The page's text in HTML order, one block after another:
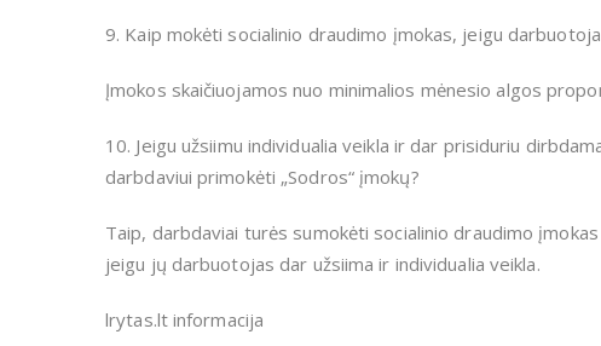
9. Kaip mokėti socialinio draudimo įmokas, jeigu
Įmokos skaičiuojamos nuo minimalios mėnesio algos
10. Jeigu užsiimu individualia veikla ir dar prisiduriu
darbdaviui primokėti „Sodros“ įmokų?
Taip, darbdaviai turės sumokėti socialinio draudimo
jeigu jų darbuotojas dar užsiima ir individualia veikla.
lrytas.lt informacija